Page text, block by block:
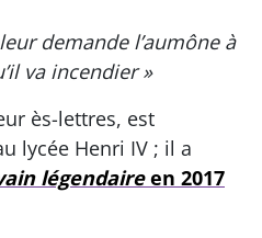
demande l’aumône à
va incendier »
ès-lettres, est
lycée Henri IV ; il a
légendaireen 2017